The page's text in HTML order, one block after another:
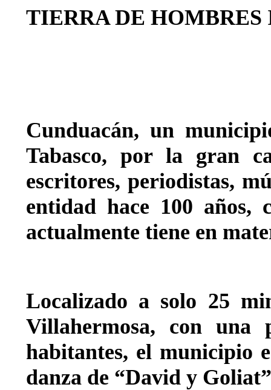
TIERRA DE HOMBRES
Cunduacán, un
Tabasco, por la gran
escritores, periodistas,
entidad hace 100 años,
actualmente tiene en
Localizado a solo 25
Villahermosa, con una
habitantes, el municipio
danza de “David y